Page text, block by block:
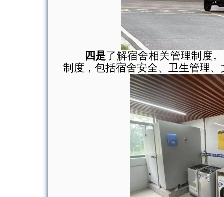
四是了解宿舍相关管理制度
制度，包括宿舍安全、卫生管理